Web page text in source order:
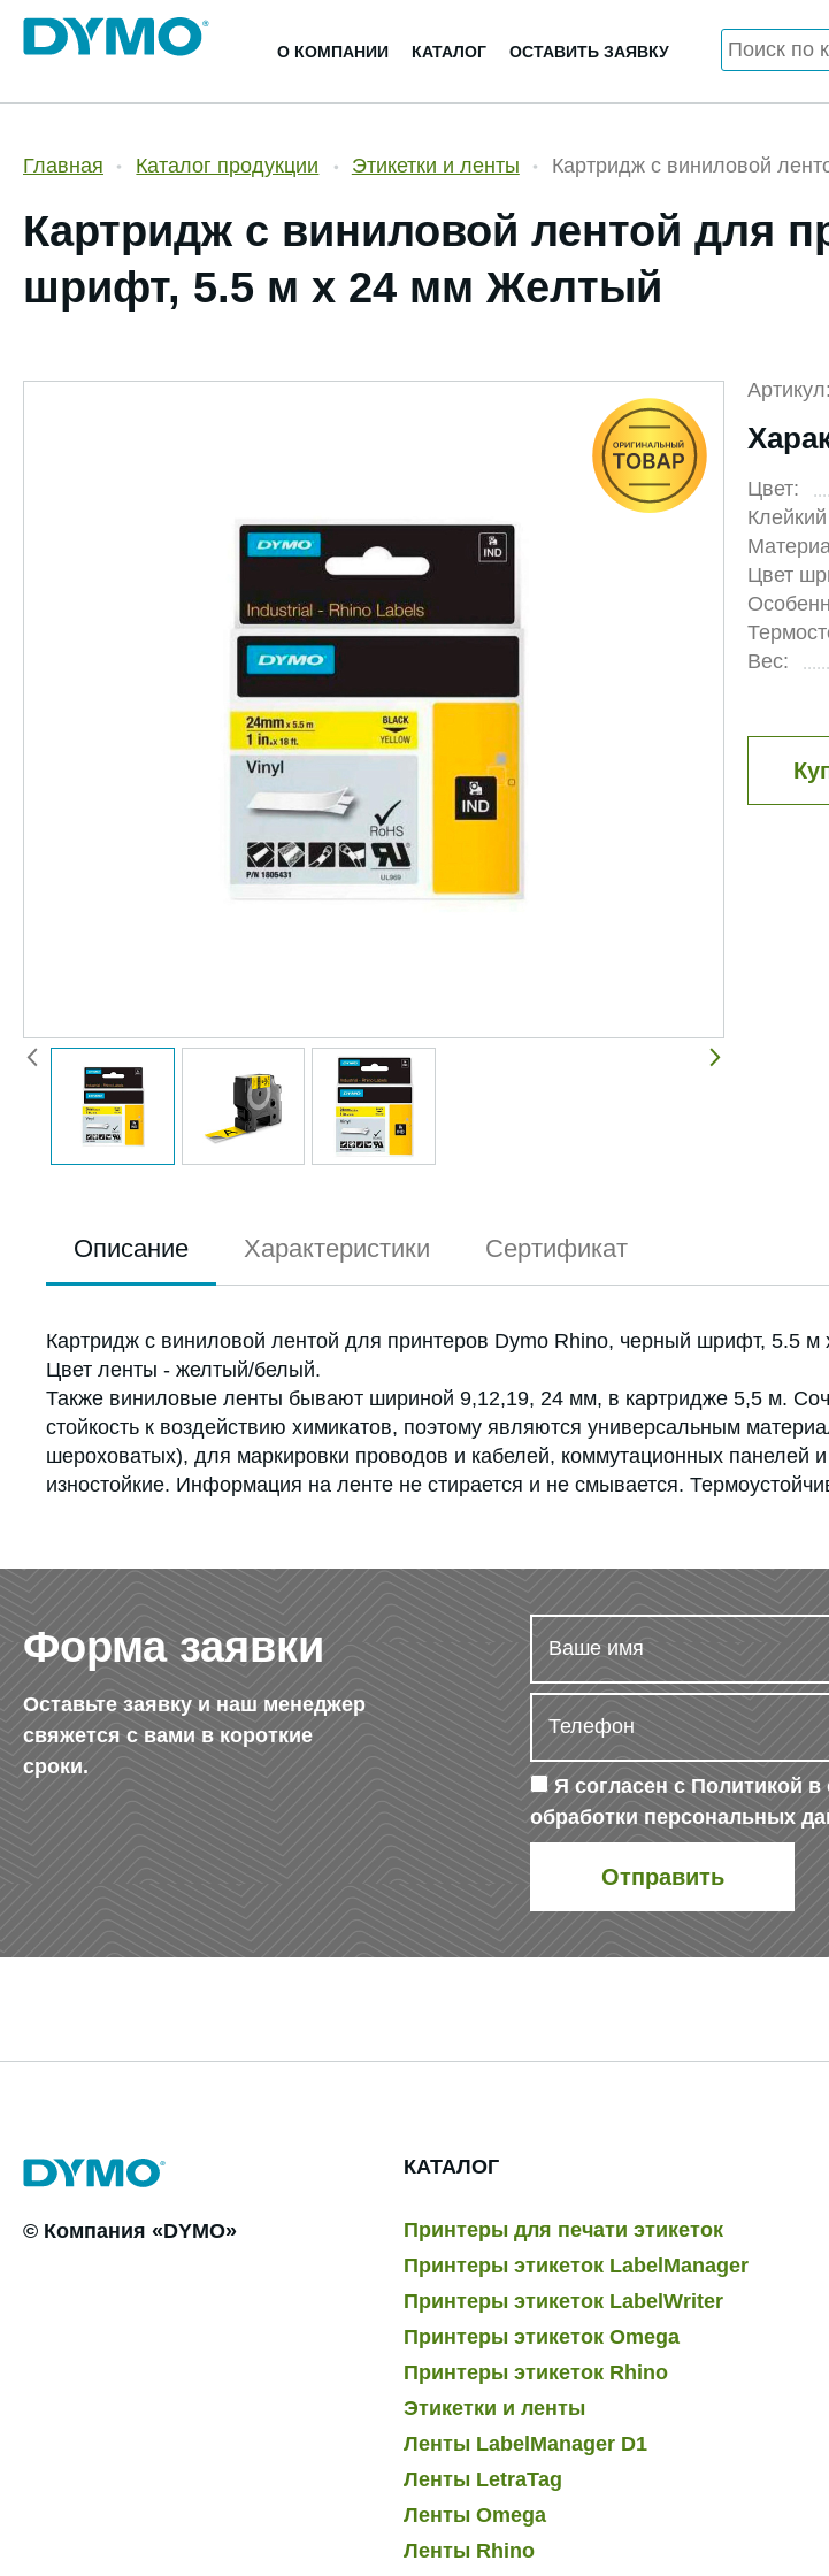
О КОМПАНИИ КАТАЛОГ ОСТАВИТЬ ЗАЯВКУ
Главная Каталог продукции Этикетки и ленты Картридж c виниловой
Картридж c виниловой лентой для
шрифт, 5.5 м x 24 мм Желтый
Артикул:
Цвет:
Цвет
Вес:
Описание Характеристики Сертификат
Картридж c виниловой лентой для принтеров Dymo Rhino, черный шрифт, 5.5 м
Цвет ленты - желтый/белый.
Также виниловые ленты бывают шириной 9,12,19, 24 мм, в картридже 5,5 м.
стойкость к воздействию химикатов, поэтому являются универсальным
шероховатых), для маркировки проводов и кабелей, коммутационных панелей
изностойкие. Информация на ленте не стирается и не смывается.
Форма заявки
Оставьте заявку и наш менеджер
свяжется с вами в короткие
сроки.
Я согласен с Политикой в
обработки персональных
© Компания «DYMO»
КАТАЛОГ
Принтеры для печати этикеток
Принтеры этикеток LabelManager
Принтеры этикеток LabelWriter
Принтеры этикеток Omega
Принтеры этикеток Rhino
Этикетки и ленты
Ленты LabelManager D1
Ленты LetraTag
Ленты Omega
Ленты Rhino